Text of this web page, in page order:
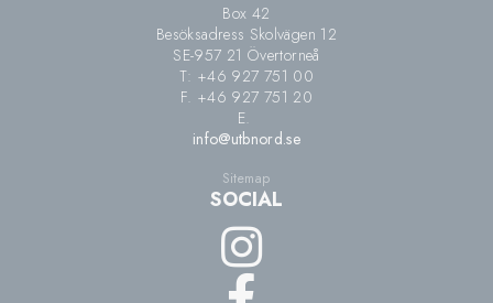
Box 42
Besöksadress Skolvägen 12
SE-957 21 Övertorneå
T: +46 927 751 00
F. +46 927 751 20
E.
info@utbnord.se
Sitemap
SOCIAL